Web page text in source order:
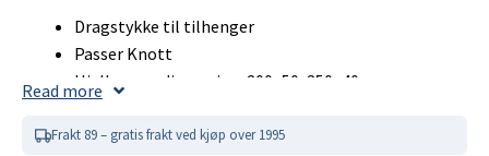
Dragstykke til tilhenger
Passer Knott
Hjulbremsedimensjon: 200×50, 250×40
Dragstykke Knott
Read more
Frakt 89 – gratis frakt ved kjøp over 1995